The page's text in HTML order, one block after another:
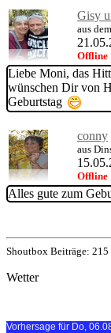
Gisy
aus
Offline
Liebe Moni, das
wünschen Dir von
Geburtstag
conny
aus
Offline
Alles gute zum
Shoutbox Beiträge: 215
Wetter
Vorhersage für Do,